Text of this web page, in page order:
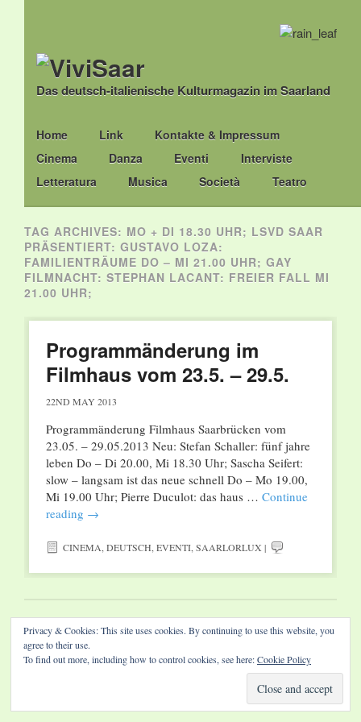
Das deutsch-italienische Kulturmagazin im Saarland
Main menu
Skip
to
content
Home Link
Kontakte & Impressum
Cinema
Danza Eventi
Interviste
Letteratura
Musica Società Teatro
TAG ARCHIVES: MO + DI 18.30 UHR; LSVD SAAR
PRÄSENTIERT: GUSTAVO LOZA:
FAMILIENTRÄUME DO – MI 21.00 UHR; GAY
FILMNACHT: STEPHAN LACANT: FREIER FALL MI
21.00 UHR;
Programmänderung im
Filmhaus vom 23.5. – 29.5.
22ND MAY 2013
Programmänderung Filmhaus Saarbrücken vom
23.05. – 29.05.2013 Neu: Stefan Schaller: fünf jahre
leben Do – Di 20.00, Mi 18.30 Uhr; Sascha Seifert:
slow – langsam ist das neue schnell Do – Mo 19.00,
Mi 19.00 Uhr; Pierre Duculot: das haus … Continue
reading →
CINEMA,DEUTSCH,EVENTI,SAARLORLUX |
Website by Diamond Visions
Privacy & Cookies: This site uses cookies. By continuing to use this website, you
agree to their use.
To find out more, including how to control cookies, see here:Cookie Policy